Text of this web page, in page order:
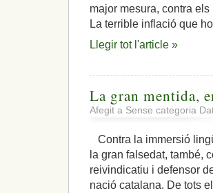
major mesura, contra
La terrible inflació que
Llegir tot l'article »
La gran mentida,
Afegit a Sense categoria
Contra la immersió
la gran falsedat, també,
reivindicatiu i defensor
nació catalana. De tots